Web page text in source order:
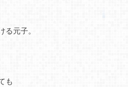
る元子。
も